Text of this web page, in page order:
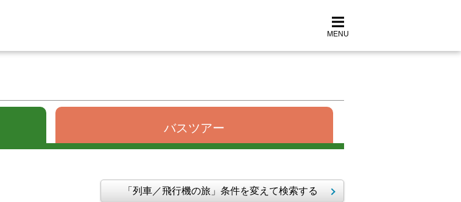
MENU
バスツアー
「列車／飛行機の旅」条件を変えて検索する